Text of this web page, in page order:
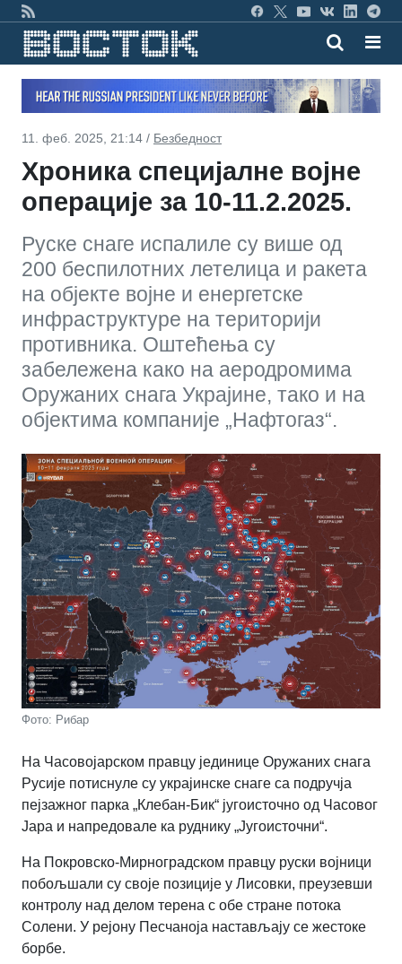
11. феб. 2025, 21:14 / Безбедност
Хроника специјалне војне
операције за 10-11.2.2025.
Руске снаге испалиле су више од
200 беспилотних летелица и ракета
на објекте војне и енергетске
инфраструктуре на територији
противника. Оштећења су
забележена како на аеродромима
Оружаних снага Украјине, тако и на
објектима компаније „Нафтогаз“.
Фото: Рибар
На Часовојарском правцу јединице Оружаних снага
Русије потиснуле су украјинске снаге са подручја
пејзажног парка „Клебан-Бик“ југоисточно од Часовог
Јара и напредовале ка руднику „Југоисточни“.
На Покровско-Мирноградском правцу руски војници
побољшали су своје позиције у Лисовки, преузевши
контролу над делом терена с обе стране потока
Солени. У рејону Песчаноја настављају се жестоке
борбе.